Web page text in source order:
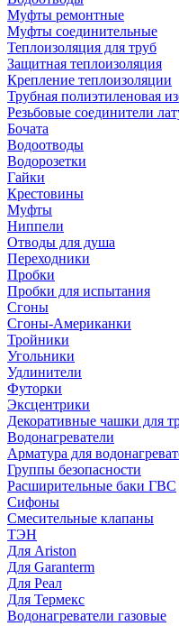
Муфты ремонтные
Муфты соединительные
Теплоизоляция для труб
Защитная теплоизоляция
Крепление теплоизоляции
Трубная полиэтиленовая
Резьбовые соединители
Бочата
Водоотводы
Водорозетки
Гайки
Крестовины
Муфты
Ниппели
Отводы для душа
Переходники
Пробки
Пробки для испытания
Сгоны
Сгоны-Американки
Тройники
Угольники
Удлинители
Футорки
Эксцентрики
Декоративные чашки для
Водонагреватели
Арматура для
Группы безопасности
Расширительные баки ГВС
Сифоны
Смесительные клапаны
ТЭН
Для Ariston
Для Garanterm
Для Реал
Для Термекс
Водонагреватели газовые